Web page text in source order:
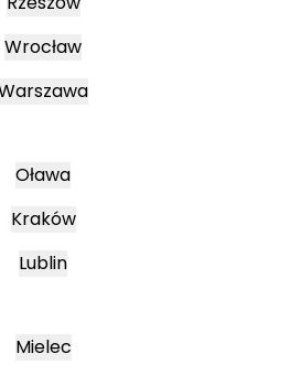
Wrocław
Oława
Kraków
Lublin
Mielec